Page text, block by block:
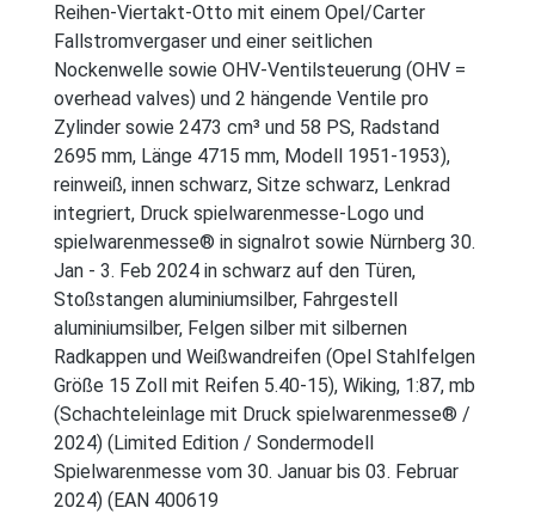
Reihen-Viertakt-Otto mit einem Opel/Carter
Fallstromvergaser und einer seitlichen
Nockenwelle sowie OHV-Ventilsteuerung (OHV =
overhead valves) und 2 hängende Ventile pro
Zylinder sowie 2473 cm³ und 58 PS, Radstand
2695 mm, Länge 4715 mm, Modell 1951-1953),
reinweiß, innen schwarz, Sitze schwarz, Lenkrad
integriert, Druck spielwarenmesse-Logo und
spielwarenmesse® in signalrot sowie Nürnberg 30.
Jan - 3. Feb 2024 in schwarz auf den Türen,
Stoßstangen aluminiumsilber, Fahrgestell
aluminiumsilber, Felgen silber mit silbernen
Radkappen und Weißwandreifen (Opel Stahlfelgen
Größe 15 Zoll mit Reifen 5.40-15), Wiking, 1:87, mb
(Schachteleinlage mit Druck spielwarenmesse® /
2024) (Limited Edition / Sondermodell
Spielwarenmesse vom 30. Januar bis 03. Februar
2024) (EAN 400619